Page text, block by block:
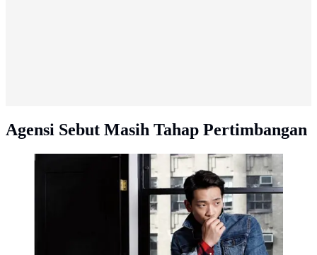
Agensi Sebut Masih Tahap Pertimbangan
Jeong Ji Hoon pertimbangkan tawaran gabung Live
Action Solo Leveling [foto: Naver]